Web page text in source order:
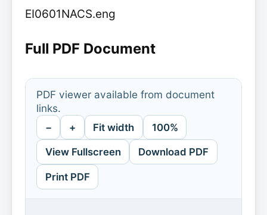
EI0601NACS.eng
Full PDF Document
PDF viewer available from document
links.
− + Fit width 100%
View Fullscreen Download PDF
Print PDF